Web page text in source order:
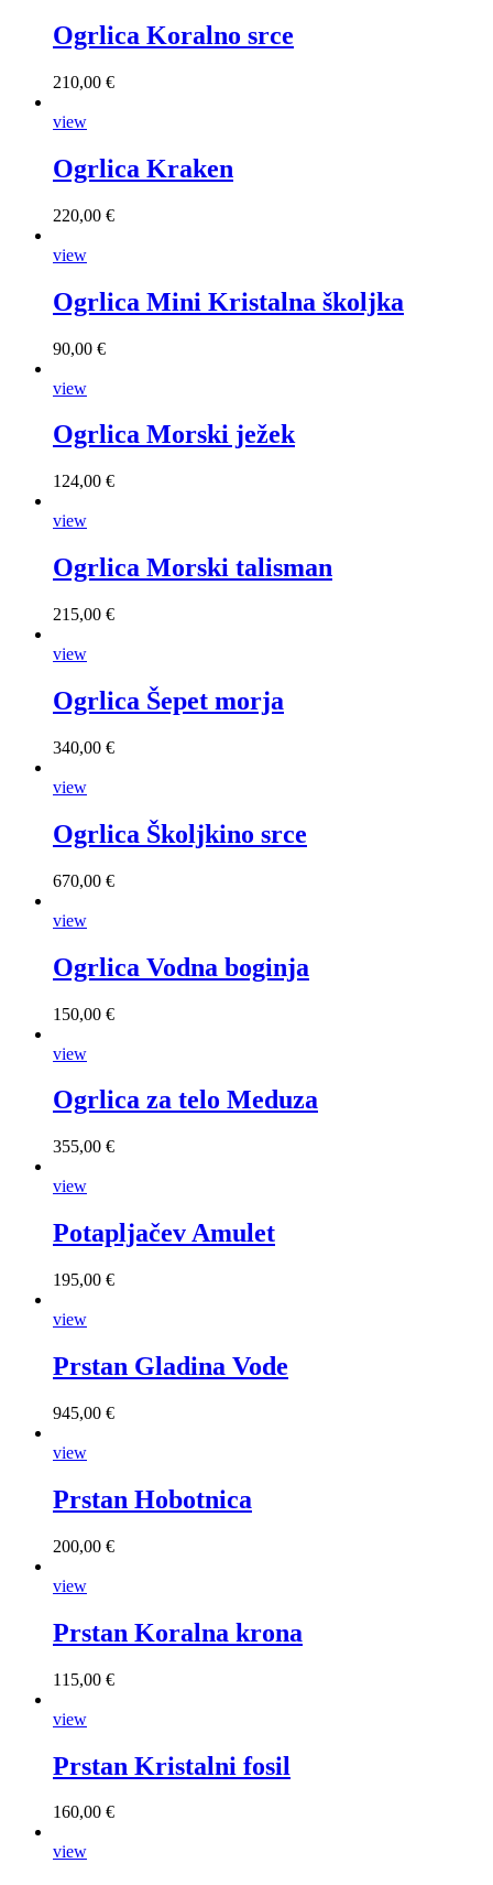
Ogrlica Koralno srce
210,00 €
view
Ogrlica Kraken
220,00 €
view
Ogrlica Mini Kristalna školjka
90,00 €
view
Ogrlica Morski ježek
124,00 €
view
Ogrlica Morski talisman
215,00 €
view
Ogrlica Šepet morja
340,00 €
view
Ogrlica Školjkino srce
670,00 €
view
Ogrlica Vodna boginja
150,00 €
view
Ogrlica za telo Meduza
355,00 €
view
Potapljačev Amulet
195,00 €
view
Prstan Gladina Vode
945,00 €
view
Prstan Hobotnica
200,00 €
view
Prstan Koralna krona
115,00 €
view
Prstan Kristalni fosil
160,00 €
view